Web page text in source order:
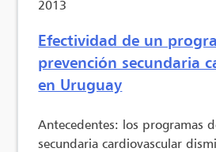
2013
Efectividad de un
prevención secundaria
en Uruguay
Antecedentes: los programas
secundaria cardiovascular